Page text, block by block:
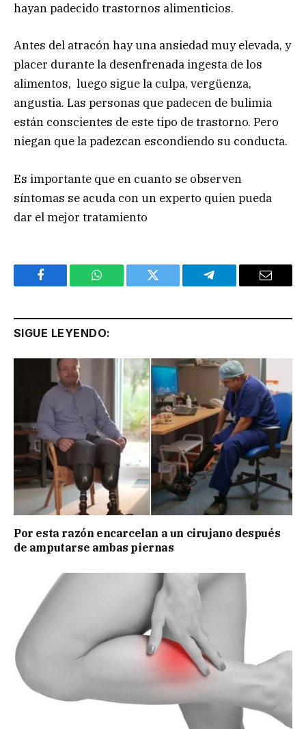
hayan padecido trastornos alimenticios.
Antes del atracón hay una ansiedad muy elevada, y
placer durante la desenfrenada ingesta de los
alimentos, luego sigue la culpa, vergüenza,
angustia. Las personas que padecen de bulimia
están conscientes de este tipo de trastorno. Pero
niegan que la padezcan escondiendo su conducta.
Es importante que en cuanto se observen
síntomas se acuda con un experto quien pueda
dar el mejor tratamiento
Facebook WhatsApp Twitter Telegram Email
SIGUE LEYENDO:
Por esta razón encarcelan a un cirujano después
de amputarse ambas piernas